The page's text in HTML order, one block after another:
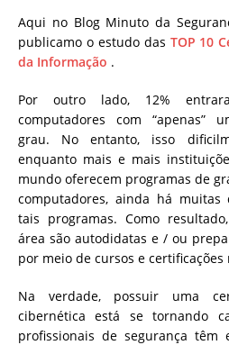
Aqui no Blog Minuto da
publicamo o estudo das TOP 10
da Informação .
Por outro lado, 12%
computadores com “apenas”
grau. No entanto, isso
enquanto mais e mais
mundo oferecem programas de
computadores, ainda há
tais programas. Como
área são autodidatas e / ou
por meio de cursos e certificações
Na verdade, possuir uma
cibernética está se tornando
profissionais de segurança têm